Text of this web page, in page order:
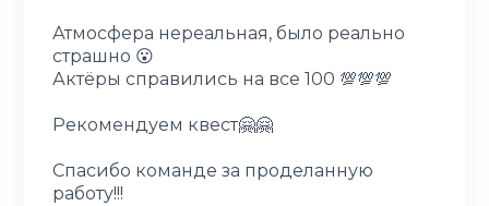
Атмосфера нереальная, было реально
страшно 😮
Актёры справились на все 100 💯💯💯
Рекомендуем квест🤗🤗
Спасибо команде за проделанную
работу!!!